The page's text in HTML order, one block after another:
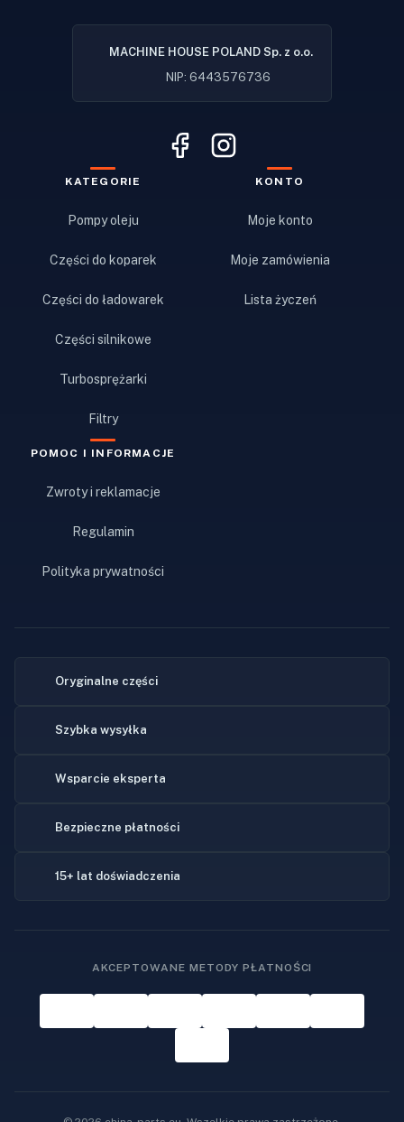
MACHINE HOUSE POLAND Sp. z o.o.
NIP: 6443576736
KATEGORIE
Pompy oleju
Części do koparek
Części do ładowarek
Części silnikowe
Turbosprężarki
Filtry
KONTO
Moje konto
Moje zamówienia
Lista życzeń
POMOC I INFORMACJE
Zwroty i reklamacje
Regulamin
Polityka prywatności
Oryginalne części
Szybka wysyłka
Wsparcie eksperta
Bezpieczne płatności
15+ lat doświadczenia
AKCEPTOWANE METODY PŁATNOŚCI